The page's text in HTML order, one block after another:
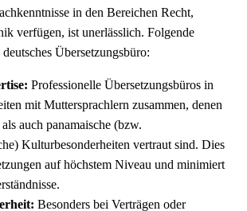
in den Bereichen Recht,
verfügen, ist unerlässlich. Folgende
Übersetzungsbüro:
Professionelle Übersetzungsbüros in
mit Muttersprachlern zusammen, denen
auch panamaische (bzw.
Kulturbesonderheiten vertraut sind. Dies
auf höchstem Niveau und minimiert
Besonders bei Verträgen oder